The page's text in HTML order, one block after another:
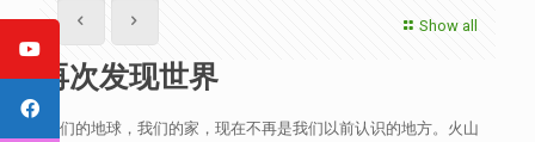
Show all
再次发现世界
我们的地球，我们的家，现在不再是我们以前认识的地方。火山